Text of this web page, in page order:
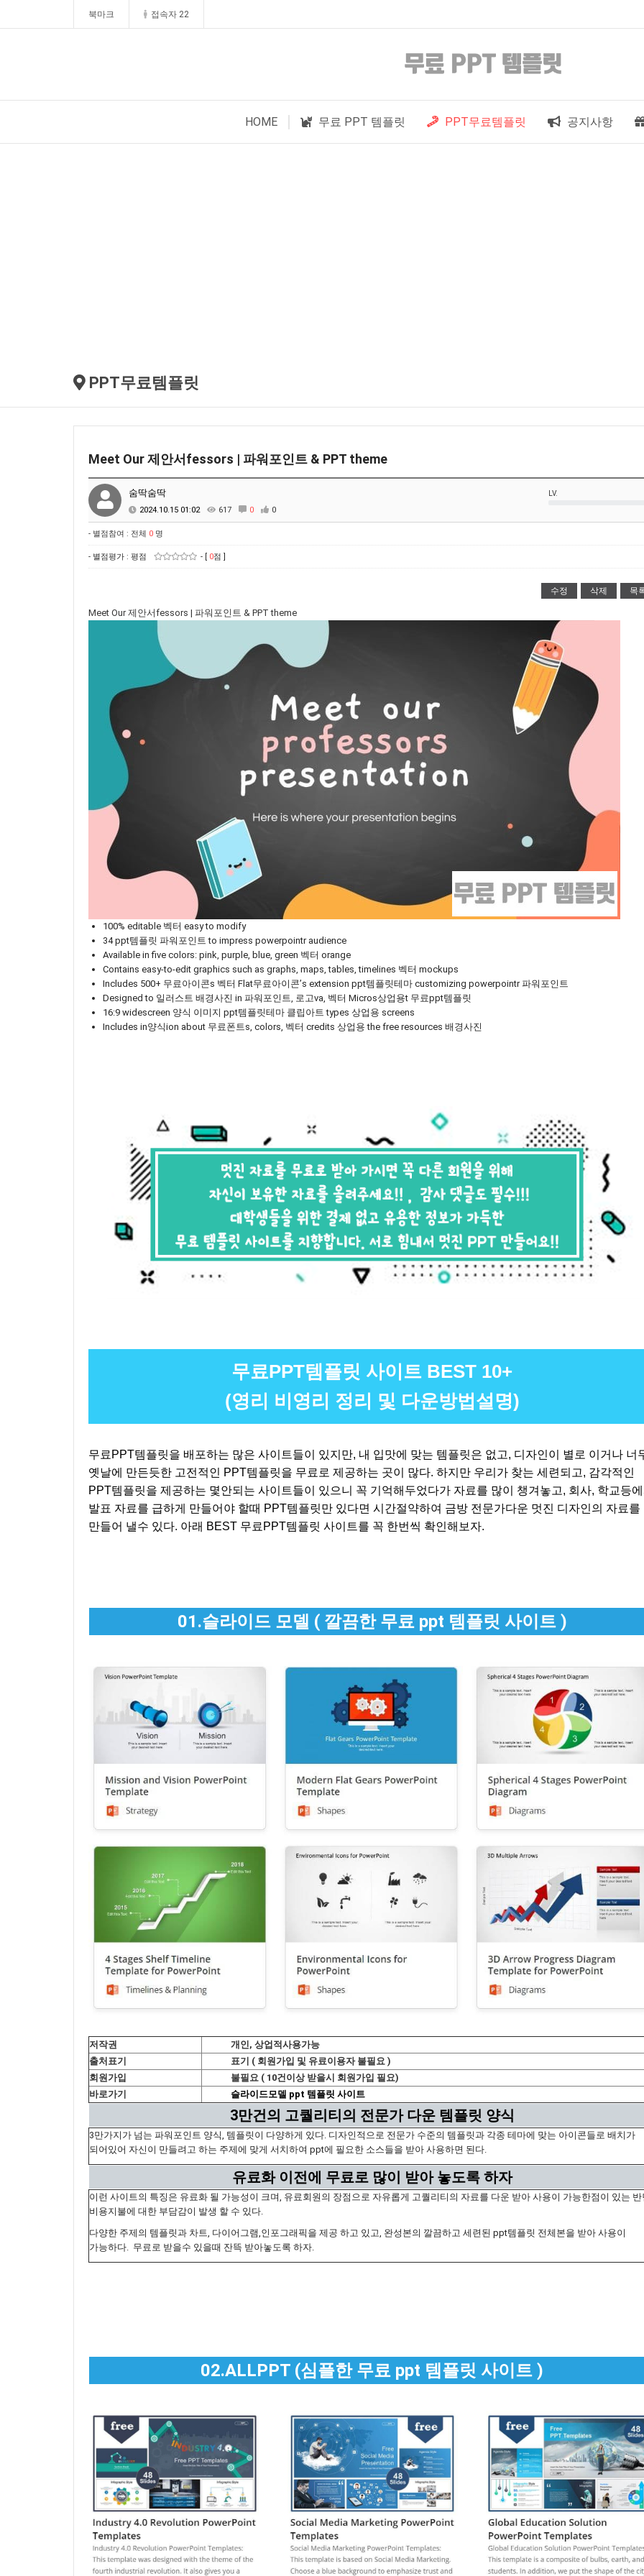
북마크 접속자 22
HOME 무료 PPT 템플릿 PPT무료템플릿 공지사항
PPT무료템플릿
Meet Our 제안서fessors | 파워포인트 & PPT theme
숨딱숨딱
2024.10.15 01:02 617 0 0
LV.
- 별점참여 : 전체 0 명
- 별점평가 : 평점 - [ 0점 ]
수정 삭제 목
Meet Our 제안서fessors | 파워포인트 & PPT theme
100% editable 벡터 easy to modify
34 ppt템플릿 파워포인트 to impress powerpointr audience
Available in five colors: pink, purple, blue, green 벡터 orange
Contains easy-to-edit graphics such as graphs, maps, tables, timelines 벡터 mockups
Includes 500+ 무료아이콘s 벡터 Flat무료아이콘’s extension ppt템플릿테마 customizing powerpointr 파워포인트
Designed to 일러스트 배경사진 in 파워포인트, 로고va, 벡터 Micros상업용t 무료ppt템플릿
16:9 widescreen 양식 이미지 ppt템플릿테마 클립아트 types 상업용 screens
Includes in양식ion about 무료폰트s, colors, 벡터 credits 상업용 the free resources 배경사진
무료PPT템플릿 사이트 BEST 10+
(영리 비영리 정리 및 다운방법설명)
무료PPT템플릿을 배포하는 많은 사이트들이 있지만, 내 입맛에 맞는 템플릿은 없고, 디자인이 별로 이거나 너
옛날에 만든듯한 고전적인 PPT템플릿을 무료로 제공하는 곳이 많다. 하지만 우리가 찾는 세련되고, 감각적인
PPT템플릿을 제공하는 몇안되는 사이트들이 있으니 꼭 기억해두었다가 자료를 많이 챙겨놓고, 회사, 학교등
발표 자료를 급하게 만들어야 할때 PPT템플릿만 있다면 시간절약하여 금방 전문가다운 멋진 디자인의 자료를
만들어 낼수 있다. 아래 BEST 무료PPT템플릿 사이트를 꼭 한번씩 확인해보자.
01.슬라이드 모델 ( 깔끔한 무료 ppt 템플릿 사이트 )
저작권
개인, 상업적사용가능
출처표기
표기 ( 회원가입 및 유료이용자 불필요 )
회원가입
불필요 ( 10건이상 받을시 회원가입 필요)
바로가기
슬라이드모델 ppt 템플릿 사이트
3만건의 고퀄리티의 전문가 다운 템플릿 양식
3만가지가 넘는 파워포인트 양식, 템플릿이 다양하게 있다. 디자인적으로 전문가 수준의 템플릿과 각종 테마에 맞는 아이콘들로 배치가
되어있어 자신이 만들려고 하는 주제에 맞게 서치하여 ppt에 필요한 소스들을 받아 사용하면 된다.
유료화 이전에 무료로 많이 받아 놓도록 하자
이런 사이트의 특징은 유료화 될 가능성이 크며, 유료회원의 장점으로 자유롭게 고퀄리티의 자료를 다운 받아 사용이 가능한점이 있는 반
비용지불에 대한 부담감이 발생 할 수 있다.
다양한 주제의 템플릿과 차트, 다이어그램,인포그래픽을 제공 하고 있고, 완성본의 깔끔하고 세련된 ppt템플릿 전체본을 받아 사용이
가능하다. 무료로 받을수 있을때 잔뜩 받아놓도록 하자.
02.ALLPPT (심플한 무료 ppt 템플릿 사이트 )